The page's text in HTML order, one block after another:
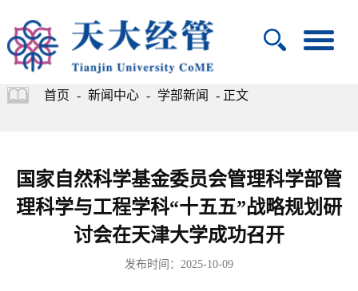
首页 - 新闻中心 - 学部新闻 - 正文
国家自然科学基金委员会管理科学部管
理科学与工程学科“十五五”战略规划研
讨会在天津大学成功召开
发布时间：2025-10-09